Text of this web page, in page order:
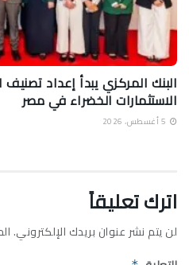
البنك المركزي يبدأ إعداد تصنيف
الاستثمارات الخضراء في مصر
اترك تعليقاً
لن يتم نشر عنوان بريدك الإلكتروني.